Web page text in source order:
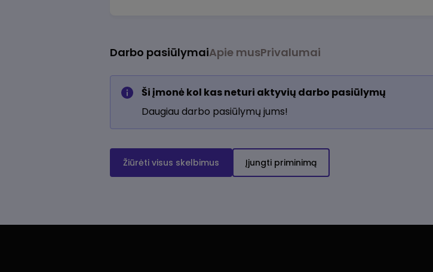
Darbo pasiūlymaiApie musPrivalumai
Ši įmonė kol kas neturi aktyvių darbo pasiūlymų
Daugiau darbo pasiūlymų jums!
Žiūrėti visus skelbimus Įjungti priminimą